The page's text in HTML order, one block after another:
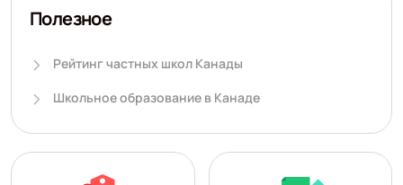
Полезное
Рейтинг частных школ Канады
Школьное образование в Канаде